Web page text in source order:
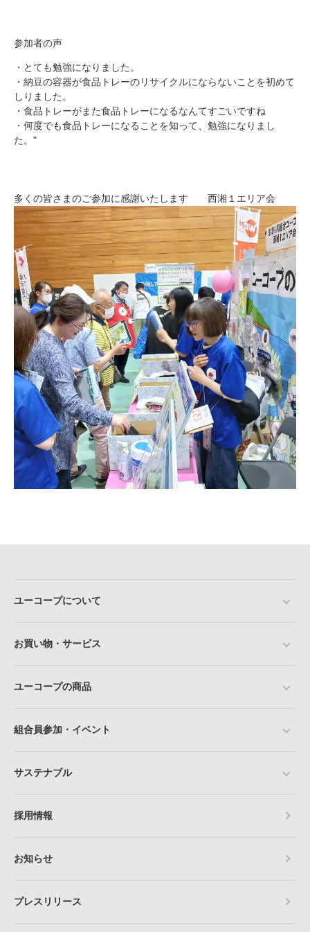
参加者の声
・とても勉強になりました。
・納豆の容器が食品トレーのリサイクルにならないことを初めて
しりました。
・食品トレーがまた食品トレーになるなんてすごいですね
・何度でも食品トレーになることを知って、勉強になりまし
た。"
多くの皆さまのご参加に感謝いたします 西湘１エリア会
ユーコープについて
お買い物・サービス
ユーコープの商品
組合員参加・イベント
サステナブル
採用情報
お知らせ
プレスリリース